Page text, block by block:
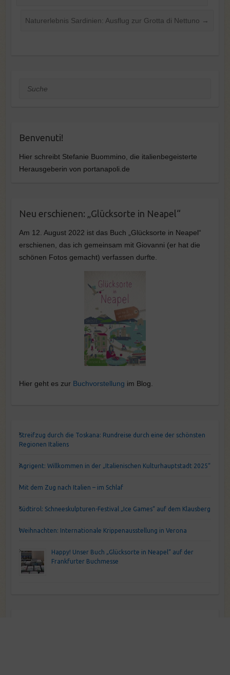
Naturerlebnis Sardinien: Ausflug zur Grotta di Nettuno →
Suche
Benvenuti!
Hier schreibt Stefanie Buommino, die italienbegeisterte
Herausgeberin von portanapoli.de
Neu erschienen: „Glücksorte in Neapel“
Am 12. August 2022 ist das Buch „Glücksorte in Neapel“
erschienen, das ich gemeinsam mit Giovanni (er hat die
schönen Fotos gemacht) verfassen durfte.
Hier geht es zur Buchvorstellung im Blog.
Streifzug durch die Toskana: Rundreise durch eine der schönsten
Regionen Italiens
Agrigent: Willkommen in der „Italienischen Kulturhauptstadt 2025“
Mit dem Zug nach Italien – im Schlaf
Südtirol: Schneeskulpturen-Festival „Ice Games“ auf dem Klausberg
Weihnachten: Internationale Krippenausstellung in Verona
Happy! Unser Buch „Glücksorte in Neapel“ auf der
Frankfurter Buchmesse